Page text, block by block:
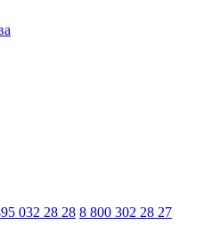
032 28 28 8 800 302 28 27